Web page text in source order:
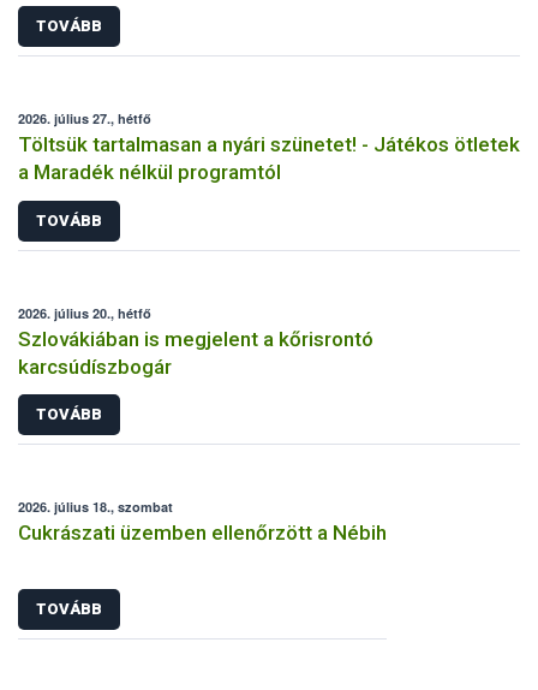
TOVÁBB
2026. július 27., hétfő
Töltsük tartalmasan a nyári szünetet! - Játékos ötletek
a Maradék nélkül programtól
TOVÁBB
2026. július 20., hétfő
Szlovákiában is megjelent a kőrisrontó
karcsúdíszbogár
TOVÁBB
2026. július 18., szombat
Cukrászati üzemben ellenőrzött a Nébih
TOVÁBB